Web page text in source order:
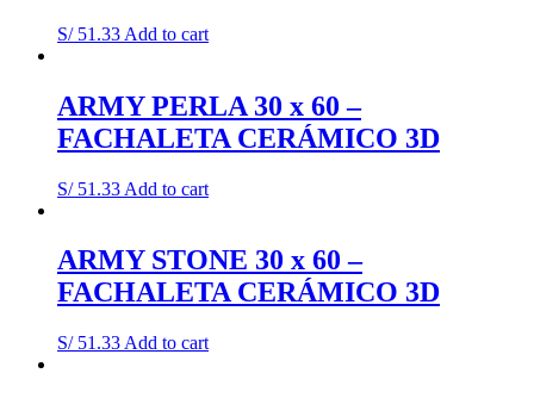
S/51.33 Add to cart
ARMY PERLA 30 x 60 –
FACHALETA CERÁMICO 3D
S/51.33 Add to cart
ARMY STONE 30 x 60 –
FACHALETA CERÁMICO 3D
S/51.33 Add to cart